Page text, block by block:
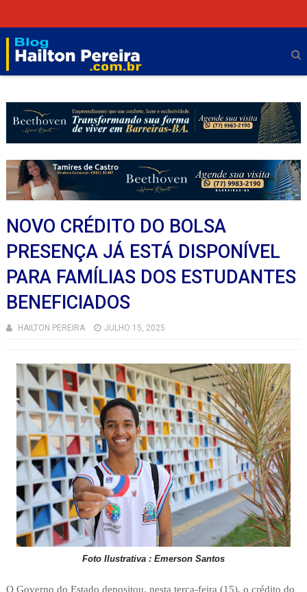
NOVO CRÉDITO DO BOLSA
PRESENÇA JÁ ESTÁ DISPONÍVEL
PARA FAMÍLIAS DOS ESTUDANTES
BENEFICIADOS
HAILTON PEREIRA JULHO 15, 2025
Foto Ilustrativa : Emerson Santos
O Governo do Estado depositou, nesta terça-feira (15), o crédito do